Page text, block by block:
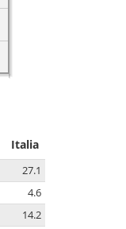
Italia
27.1
4.6
14.2